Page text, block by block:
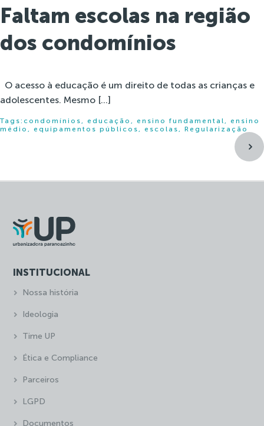
Faltam escolas na região
dos condomínios
O acesso à educação é um direito de todas as crianças e
adolescentes. Mesmo […]
Tags: condomínios, educação , ensino fundamental, ensino
médio , equipamentos públicos, escolas, Regularização
INSTITUCIONAL
Nossa história
Ideologia
Time UP
Ética e Compliance
Parceiros
LGPD
Documentos